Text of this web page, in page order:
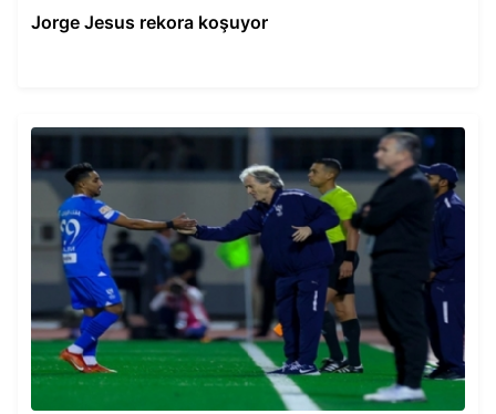
Jorge Jesus rekora koşuyor